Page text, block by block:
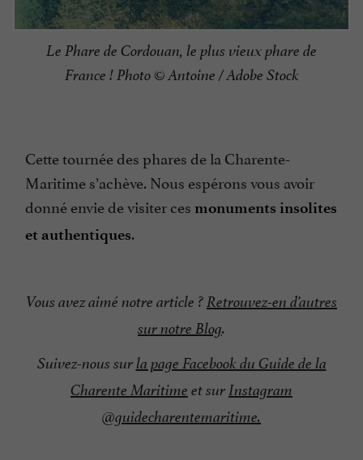
Le Phare de Cordouan, le plus vieux phare de
France ! Photo © Antoine / Adobe Stock
Cette tournée des phares de la Charente-
Maritime s’achève. Nous espérons vous avoir
donné envie de visiter ces monuments insolites
et authentiques.
Vous avez aimé notre article ?Retrouvez-en d’autres
sur notre Blog.
Suivez-nous surla page Facebook du Guide de la
Charente Maritime et surInstagram
@guidecharentemaritime.